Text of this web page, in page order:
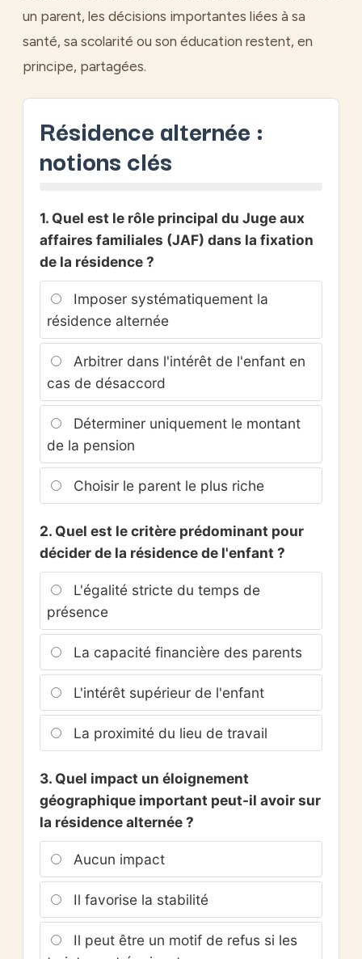
un parent, les décisions importantes liées à sa
santé, sa scolarité ou son éducation restent, en
principe, partagées.
Résidence alternée :
notions clés
1. Quel est le rôle principal du Juge aux
affaires familiales (JAF) dans la fixation
de la résidence ?
Imposer systématiquement la
résidence alternée
Arbitrer dans l'intérêt de l'enfant en
cas de désaccord
Déterminer uniquement le montant
de la pension
Choisir le parent le plus riche
2. Quel est le critère prédominant pour
décider de la résidence de l'enfant ?
L'égalité stricte du temps de
présence
La capacité financière des parents
L'intérêt supérieur de l'enfant
La proximité du lieu de travail
3. Quel impact un éloignement
géographique important peut-il avoir sur
la résidence alternée ?
Aucun impact
Il favorise la stabilité
Il peut être un motif de refus si les